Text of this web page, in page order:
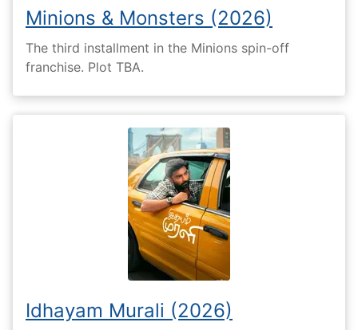
Minions & Monsters (2026)
The third installment in the Minions spin-off
franchise. Plot TBA.
Idhayam Murali (2026)